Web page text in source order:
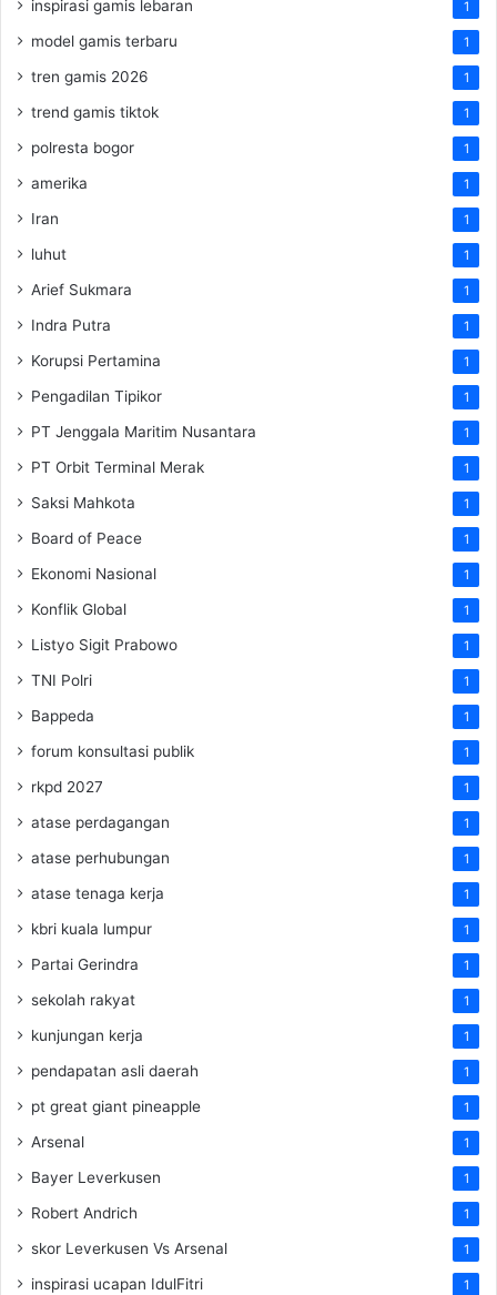
inspirasi gamis lebaran 1
model gamis terbaru 1
tren gamis 2026 1
trend gamis tiktok 1
polresta bogor 1
amerika 1
Iran 1
luhut 1
Arief Sukmara 1
Indra Putra 1
Korupsi Pertamina 1
Pengadilan Tipikor 1
PT Jenggala Maritim Nusantara 1
PT Orbit Terminal Merak 1
Saksi Mahkota 1
Board of Peace 1
Ekonomi Nasional 1
Konflik Global 1
Listyo Sigit Prabowo 1
TNI Polri 1
Bappeda 1
forum konsultasi publik 1
rkpd 2027 1
atase perdagangan 1
atase perhubungan 1
atase tenaga kerja 1
kbri kuala lumpur 1
Partai Gerindra 1
sekolah rakyat 1
kunjungan kerja 1
pendapatan asli daerah 1
pt great giant pineapple 1
Arsenal 1
Bayer Leverkusen 1
Robert Andrich 1
skor Leverkusen Vs Arsenal 1
inspirasi ucapan IdulFitri 1